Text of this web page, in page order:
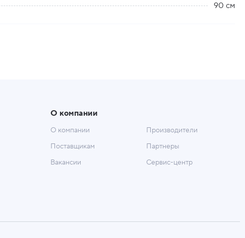
90 см
О компании
О компании
Поставщикам
Вакансии
Производители
Партнеры
Сервис-центр